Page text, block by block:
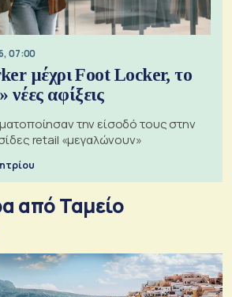
07:00
μέχρι Foot Locker, το
αφίξεις
την είσοδό τους στην
retail «μεγαλώνουν»
από Ταμείο